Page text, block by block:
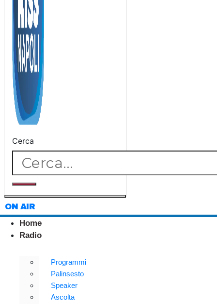
Cerca
ON AIR
Home
Radio
Programmi
Palinsesto
Speaker
Ascolta